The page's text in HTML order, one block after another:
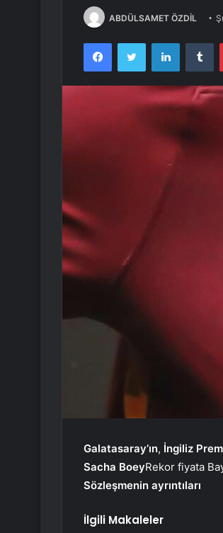
ABDÜLSAMET ÖZDİL
FacebookTwitter LinkedIn
Galatasaray’ın, İngiliz
Sacha BoeyRekor fiyata
Sözleşmenin ayrıntıları
İlgili Makaleler